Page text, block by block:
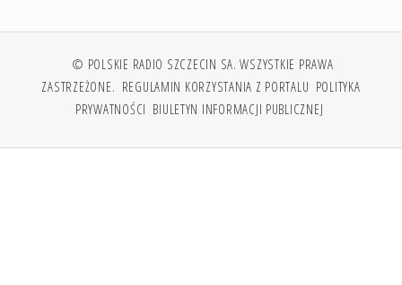
© POLSKIE RADIO SZCZECIN SA. WSZYSTKIE PRAWA
ZASTRZEŻONE. REGULAMIN KORZYSTANIA Z PORTALU POLITYKA
PRYWATNOŚCI BIULETYN INFORMACJI PUBLICZNEJ